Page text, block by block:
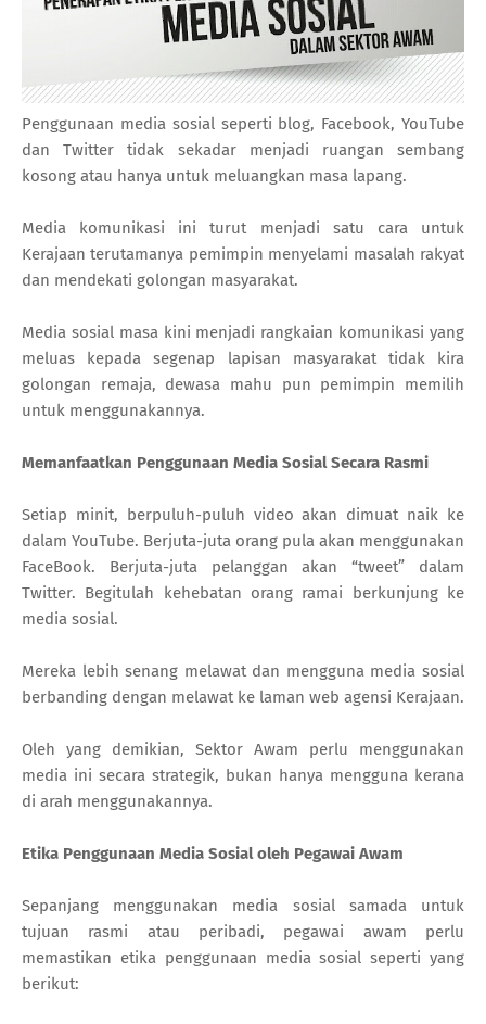
Penggunaan media sosial seperti blog, Facebook, YouTube
dan Twitter tidak sekadar menjadi ruangan sembang
kosong atau hanya untuk meluangkan masa lapang.
Media komunikasi ini turut menjadi satu cara untuk
Kerajaan terutamanya pemimpin menyelami masalah rakyat
dan mendekati golongan masyarakat.
Media sosial masa kini menjadi rangkaian komunikasi yang
meluas kepada segenap lapisan masyarakat tidak kira
golongan remaja, dewasa mahu pun pemimpin memilih
untuk menggunakannya.
Memanfaatkan Penggunaan Media Sosial Secara Rasmi
Setiap minit, berpuluh-puluh video akan dimuat naik ke
dalam YouTube. Berjuta-juta orang pula akan menggunakan
FaceBook. Berjuta-juta pelanggan akan “tweet” dalam
Twitter. Begitulah kehebatan orang ramai berkunjung ke
media sosial.
Mereka lebih senang melawat dan mengguna media sosial
berbanding dengan melawat ke laman web agensi Kerajaan.
Oleh yang demikian, Sektor Awam perlu menggunakan
media ini secara strategik, bukan hanya mengguna kerana
di arah menggunakannya.
Etika Penggunaan Media Sosial oleh Pegawai Awam
Sepanjang menggunakan media sosial samada untuk
tujuan rasmi atau peribadi, pegawai awam perlu
memastikan etika penggunaan media sosial seperti yang
berikut: